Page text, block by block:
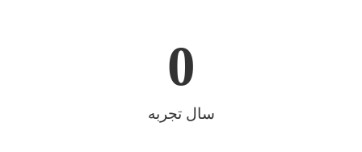
سال تجربه
0